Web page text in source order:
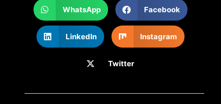
WhatsApp Facebook
LinkedIn Instagram
Twitter